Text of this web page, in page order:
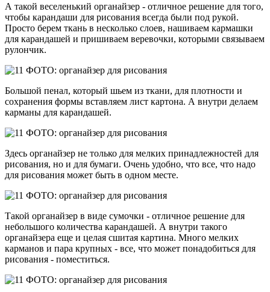
А такой веселенький органайзер - отличное решение для того,
чтобы карандаши для рисования всегда были под рукой.
Просто берем ткань в несколько слоев, нашиваем кармашки
для карандашей и пришиваем веревочки, которыми связываем
рулончик.
Большой пенал, который шьем из ткани, для плотности и
сохранения формы вставляем лист картона. А внутри делаем
карманы для карандашей.
Здесь органайзер не только для мелких принадлежностей для
рисования, но и для бумаги. Очень удобно, что все, что надо
для рисования может быть в одном месте.
Такой органайзер в виде сумочки - отличное решение для
небольшого количества карандашей. А внутри такого
органайзера еще и целая сшитая картина. Много мелких
карманов и пара крупных - все, что может понадобиться для
рисования - поместиться.